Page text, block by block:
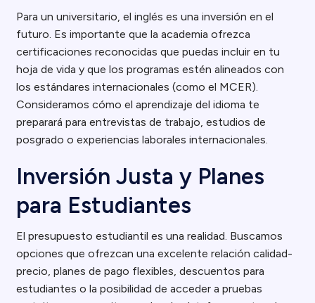
Para un universitario, el inglés es una inversión en el
futuro. Es importante que la academia ofrezca
certificaciones reconocidas que puedas incluir en tu
hoja de vida y que los programas estén alineados con
los estándares internacionales (como el MCER).
Consideramos cómo el aprendizaje del idioma te
preparará para entrevistas de trabajo, estudios de
posgrado o experiencias laborales internacionales.
Inversión Justa y Planes
para Estudiantes
El presupuesto estudiantil es una realidad. Buscamos
opciones que ofrezcan una excelente relación calidad-
precio, planes de pago flexibles, descuentos para
estudiantes o la posibilidad de acceder a pruebas